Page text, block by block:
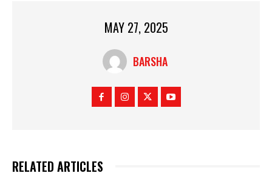
MAY 27, 2025
BARSHA
RELATED ARTICLES